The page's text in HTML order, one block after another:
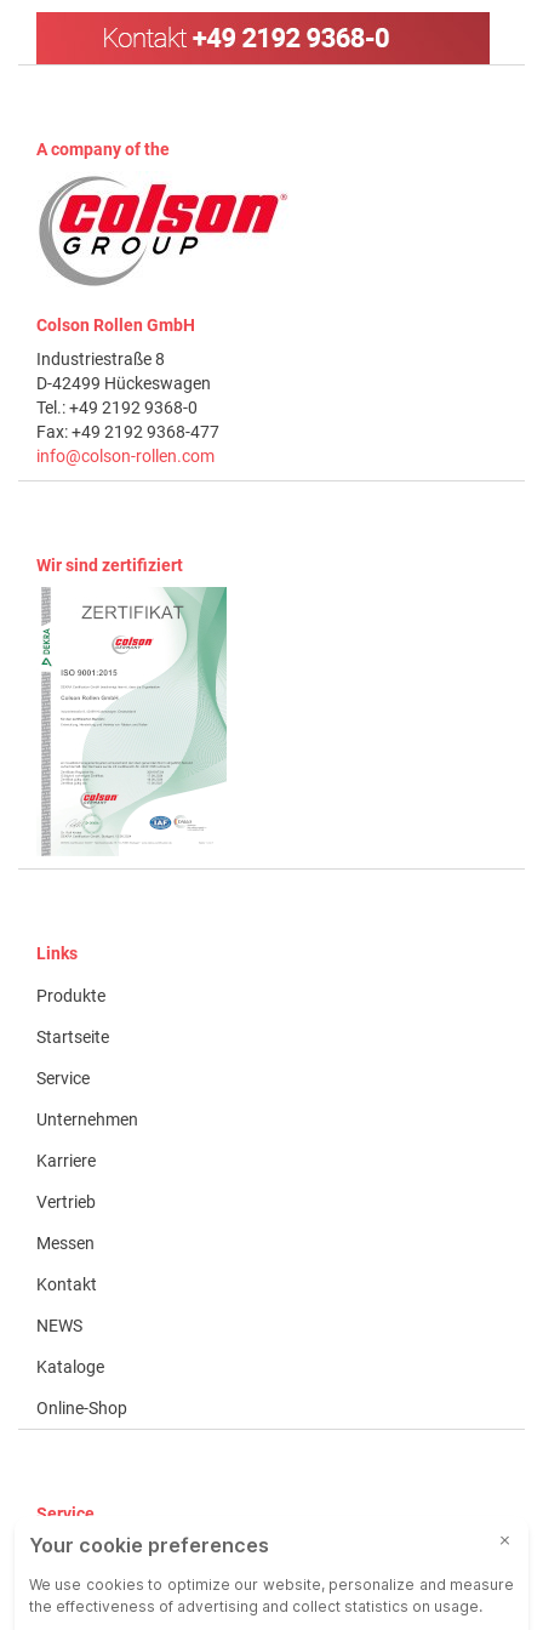
A company of the
Colson Rollen GmbH
Industriestraße 8
D-42499 Hückeswagen
Tel.: +49 2192 9368-0
Fax: +49 2192 9368-477
info@colson-rollen.com
Wir sind zertifiziert
Links
Produkte
Startseite
Service
Unternehmen
Karriere
Vertrieb
Messen
Kontakt
NEWS
Kataloge
Online-Shop
Service
AGB
AEB